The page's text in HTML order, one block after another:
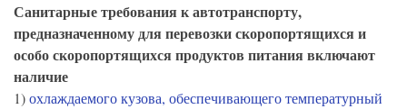
Санитарные требования к автотранспорту,
предназначенному для перевозки скоропортящихся и
особо скоропортящихся продуктов питания включают
наличие
1)охлаждаемого кузова, обеспечивающего температурный